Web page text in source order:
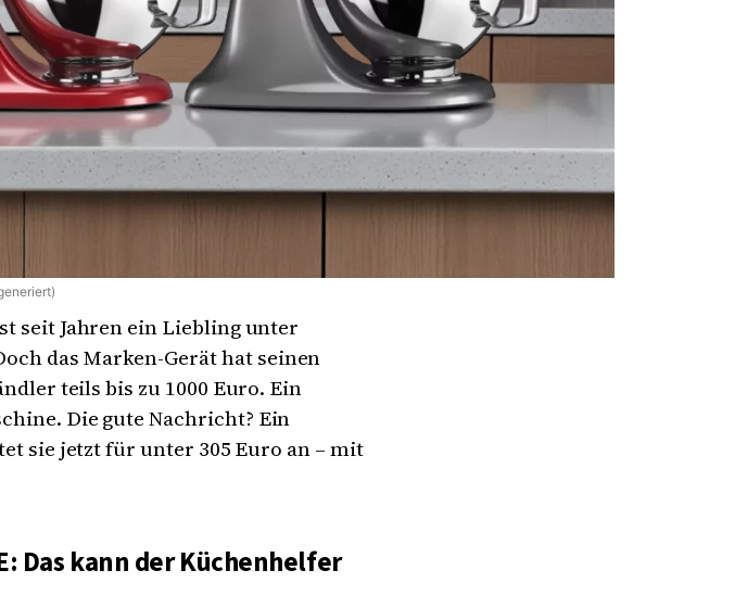
seit Jahren ein Liebling unter
das Marken-Gerät hat seinen
teils bis zu 1000 Euro. Ein
Die gute Nachricht? Ein
sie jetzt für unter 305 Euro an – mit
Das kann der Küchenhelfer